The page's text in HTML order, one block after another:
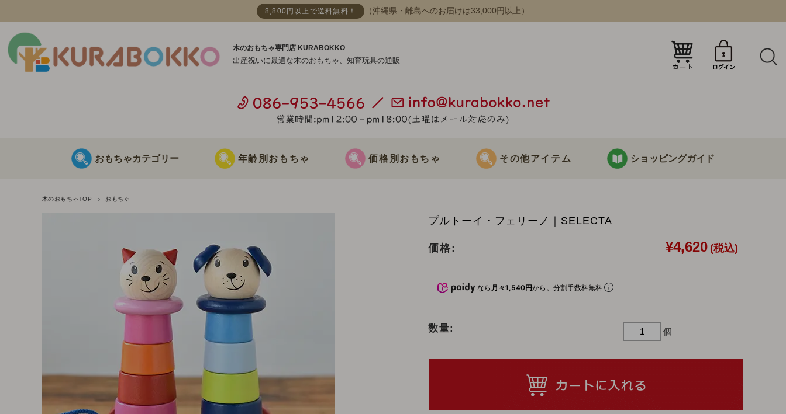
8,800円以上で送料無料！ （沖縄県・離島へのお届けは33,000円以上）
木のおもちゃ専門店 KURABOKKO
出産祝いに最適な木のおもちゃ、知育玩具の通販
おもちゃカテゴリー
日本製 木のおもちゃ
出産祝い向け木のおもちゃ
名入れ対応 木のおもちゃ
保育園・幼稚園向けおもちゃ
知育玩具
すべてのおもちゃ
年齢別おもちゃ
2歳に最適なおもちゃ
3歳に最適なおもちゃ
価格別おもちゃ その他アイテム
テーブルウェア
ショッピングガイド
よくあるご質問
木のおもちゃTOP おもちゃ
プルトーイ・フェリーノ｜SELECTA
価格: ¥4,620 (税込)
なら 月々1,540円から。分割手数料無料
数量: 個